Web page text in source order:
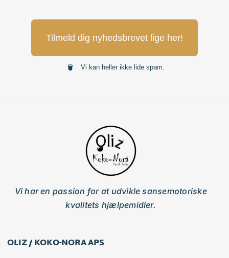
Tilmeld dig nyhedsbrevet lige her!
Vi kan heller ikke lide spam.
Vi har en passion for at udvikle sansemotoriske
kvalitets hjælpemidler.
OLIZ / KOKO-NORA APS